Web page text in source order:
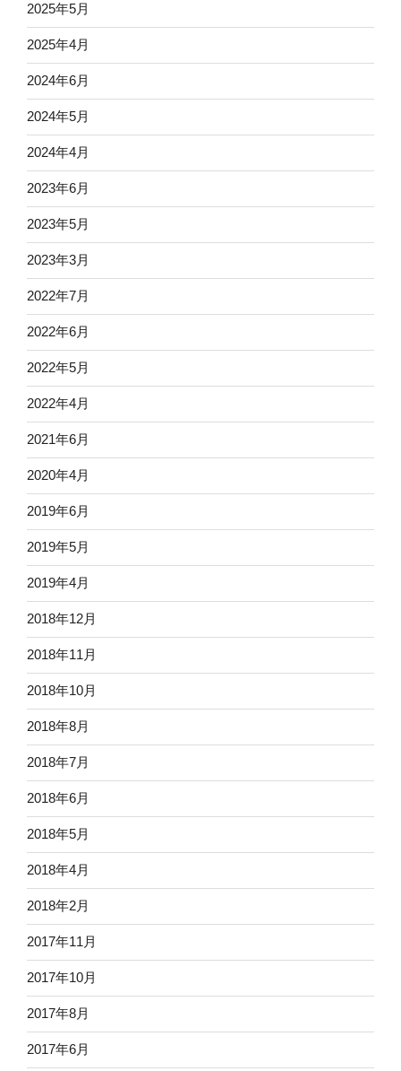
2025年5月
2025年4月
2024年6月
2024年5月
2024年4月
2023年6月
2023年5月
2023年3月
2022年7月
2022年6月
2022年5月
2022年4月
2021年6月
2020年4月
2019年6月
2019年5月
2019年4月
2018年12月
2018年11月
2018年10月
2018年8月
2018年7月
2018年6月
2018年5月
2018年4月
2018年2月
2017年11月
2017年10月
2017年8月
2017年6月